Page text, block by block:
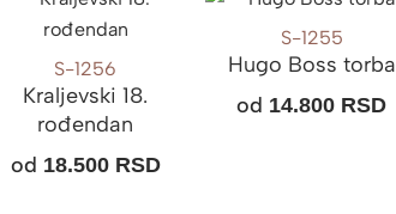
S-1256
Kraljevski 18.
rođendan
od 18.500 RSD
S-1255
Hugo Boss torba
od 14.800 RSD